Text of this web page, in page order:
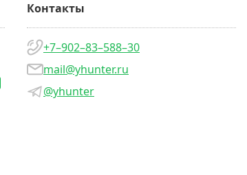
Контакты
+7–902–83–588–30
mail@yhunter.ru
@yhunter